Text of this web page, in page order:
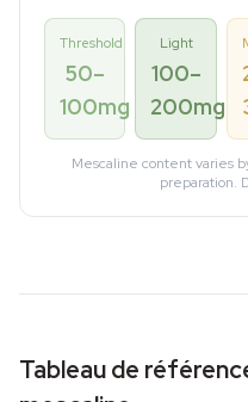
Threshold
50–
100mg
Light
100–
200mg
Mescaline content varies
preparation.
Tableau de